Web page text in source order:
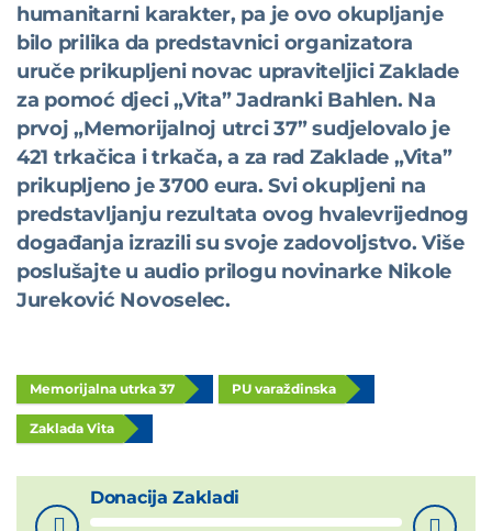
humanitarni karakter, pa je ovo okupljanje
bilo prilika da predstavnici organizatora
uruče prikupljeni novac upraviteljici Zaklade
za pomoć djeci „Vita” Jadranki Bahlen. Na
prvoj „Memorijalnoj utrci 37” sudjelovalo je
421 trkačica i trkača, a za rad Zaklade „Vita”
prikupljeno je 3700 eura. Svi okupljeni na
predstavljanju rezultata ovog hvalevrijednog
događanja izrazili su svoje zadovoljstvo. Više
poslušajte u audio prilogu novinarke Nikole
Jureković Novoselec.
Memorijalna utrka 37 PU varaždinska
Zaklada Vita
Donacija Zakladi